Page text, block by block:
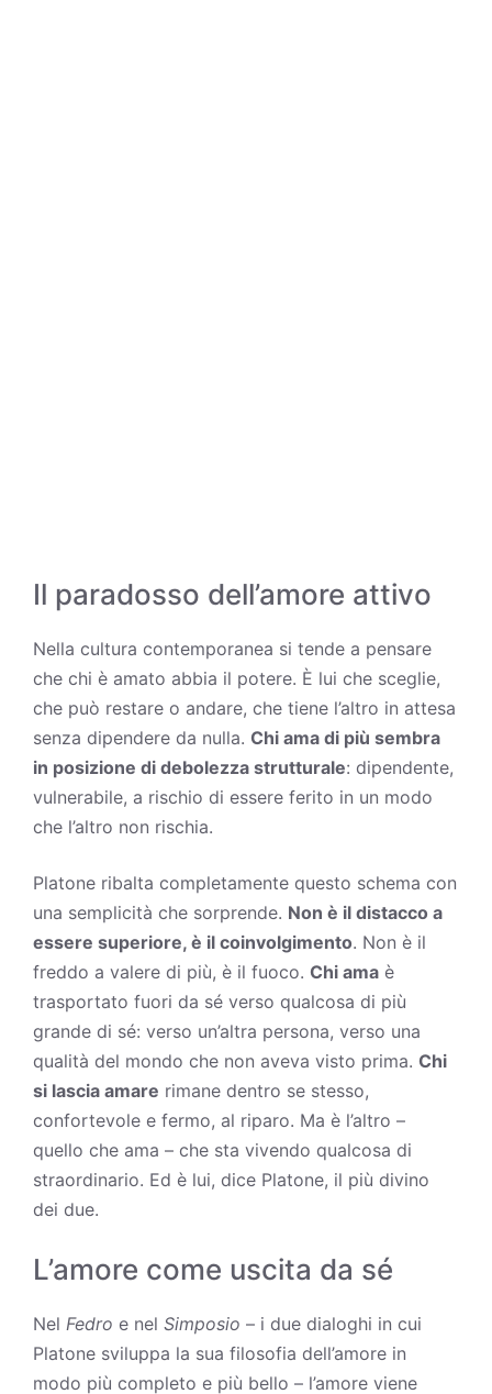
Il paradosso dell’amore attivo
Nella cultura contemporanea si tende a pensare
che chi è amato abbia il potere. È lui che sceglie,
che può restare o andare, che tiene l’altro in attesa
senza dipendere da nulla. Chi ama di più sembra
in posizione di debolezza strutturale: dipendente,
vulnerabile, a rischio di essere ferito in un modo
che l’altro non rischia.
Platone ribalta completamente questo schema con
una semplicità che sorprende. Non è il distacco a
essere superiore, è il coinvolgimento. Non è il
freddo a valere di più, è il fuoco. Chi ama è
trasportato fuori da sé verso qualcosa di più
grande di sé: verso un’altra persona, verso una
qualità del mondo che non aveva visto prima. Chi
si lascia amare rimane dentro se stesso,
confortevole e fermo, al riparo. Ma è l’altro –
quello che ama – che sta vivendo qualcosa di
straordinario. Ed è lui, dice Platone, il più divino
dei due.
L’amore come uscita da sé
Nel Fedro e nel Simposio – i due dialoghi in cui
Platone sviluppa la sua filosofia dell’amore in
modo più completo e più bello – l’amore viene